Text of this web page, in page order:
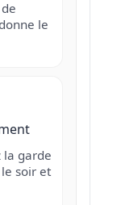
le
la garde
soir et